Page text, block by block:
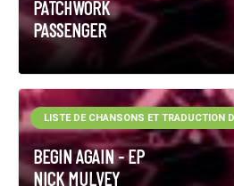
PATCHWORK
PASSENGER
BEGIN AGAIN - EP
NICK MULVEY
LISTE DE CHANSONS ET TRADUCTION